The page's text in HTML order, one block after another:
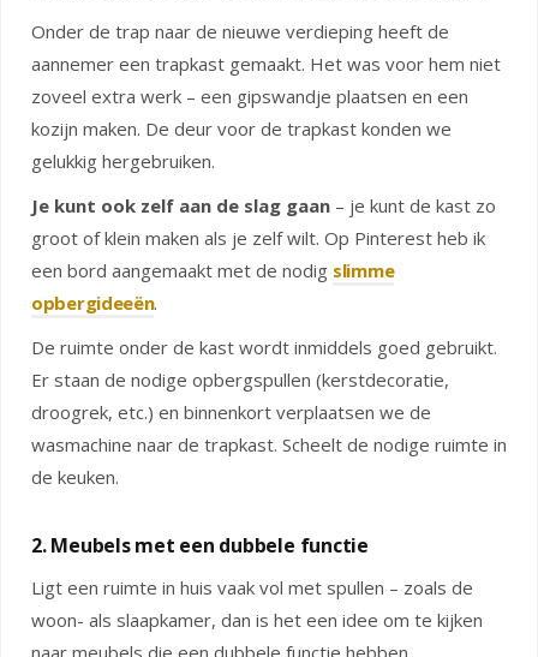
Onder de trap naar de nieuwe verdieping heeft de
aannemer een trapkast gemaakt. Het was voor hem niet
zoveel extra werk – een gipswandje plaatsen en een
kozijn maken. De deur voor de trapkast konden we
gelukkig hergebruiken.
Je kunt ook zelf aan de slag gaan – je kunt de kast zo
groot of klein maken als je zelf wilt. Op Pinterest heb ik
een bord aangemaakt met de nodig slimme
opbergideeën.
De ruimte onder de kast wordt inmiddels goed gebruikt.
Er staan de nodige opbergspullen (kerstdecoratie,
droogrek, etc.) en binnenkort verplaatsen we de
wasmachine naar de trapkast. Scheelt de nodige ruimte in
de keuken.
2. Meubels met een dubbele functie
Ligt een ruimte in huis vaak vol met spullen – zoals de
woon- als slaapkamer, dan is het een idee om te kijken